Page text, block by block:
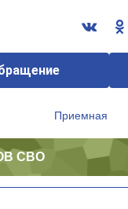
Приемная
СВО